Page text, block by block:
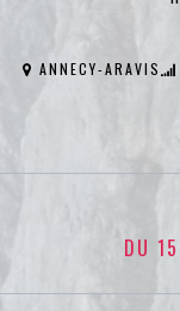
ANNECY-ARAVIS
DU